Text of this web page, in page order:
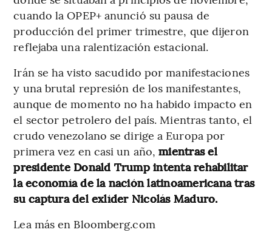
cuando la OPEP+ anunció su pausa de
producción del primer trimestre, que dijeron
reflejaba una ralentización estacional.
Irán se ha visto sacudido por manifestaciones
y una brutal represión de los manifestantes,
aunque de momento no ha habido impacto en
el sector petrolero del país. Mientras tanto, el
crudo venezolano se dirige a Europa por
primera vez en casi un año,mientras el
presidente Donald Trump intenta rehabilitar
la economía de la nación latinoamericana tras
su captura del exlíder Nicolás Maduro.
Lea más en Bloomberg.com